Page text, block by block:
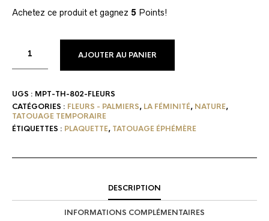
Achetez ce produit et gagnez 5 Points!
AJOUTER AU PANIER
UGS : MPT-TH-802-FLEURS
CATÉGORIES : FLEURS - PALMIERS, LA FÉMINITÉ, NATURE,
TATOUAGE TEMPORAIRE
ÉTIQUETTES : PLAQUETTE, TATOUAGE ÉPHÉMÈRE
DESCRIPTION
INFORMATIONS COMPLÉMENTAIRES